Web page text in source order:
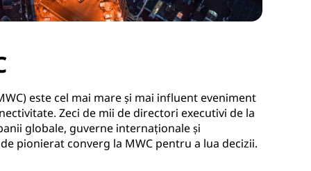
este cel mai mare și mai influent eveniment
Zeci de mii de directori executivi de la
globale, guverne internaționale și
pionierat converg la MWC pentru a lua decizii.